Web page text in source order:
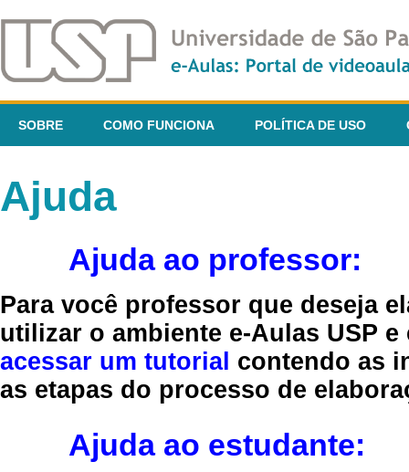
SOBRE COMO FUNCIONA POLÍTICA DE USO
Ajuda
Ajuda ao professor:
Para você professor que deseja
utilizar o ambiente e-Aulas USP
acessar um tutorial contendo as
as etapas do processo de
Ajuda ao estudante: